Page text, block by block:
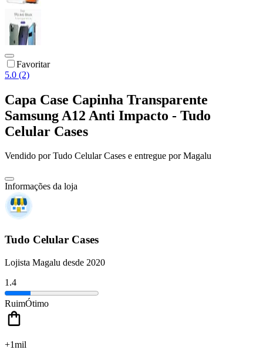
Favoritar
5.0 (2)
Capa Case Capinha Transparente
Samsung A12 Anti Impacto - Tudo
Celular Cases
Vendido porTudo Celular Cases e entregue por Magalu
Informações da loja
Tudo Celular Cases
Lojista Magalu desde 2020
1.4
RuimÓtimo
+1mil